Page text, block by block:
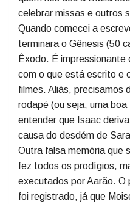
Escolhi a Igreja Católica
de ser convertido pela
quem nos deu a Bíblia
celebrar missas e outros
Quando comecei a
terminara o Gênesis (50
Êxodo. É impressionante
com o que está escrito e
filmes. Aliás, precisamos
rodapé (ou seja, uma
entender que Isaac
causa do desdém de
Outra falsa memória que